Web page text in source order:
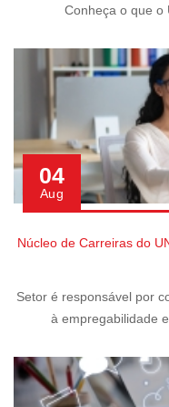
Conheça o que o
04
Aug
Núcleo de Carreiras do
Setor é responsável por
à empregabilidade